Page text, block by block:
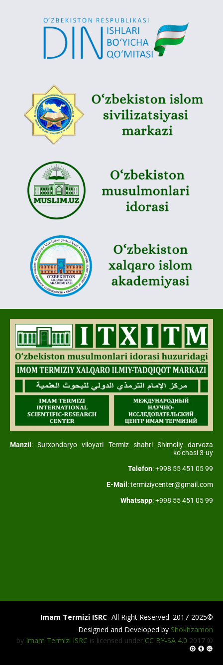
Manzil: Surxondaryo viloyati Termiz shahri Shimoliy darvoza
ko’chasi 3-uy
Telefon: +998 55 451 05 99
E-Mail: termiziycenter@gmail.com
Whatsapp: +998 55 451 05 99
©2017-2025
Imam Termizi ISRC- All Right Reserved.
Designed and Developed by Shokhzamon
© 2017 by
Imam Termizi ISRC is licensed under CC BY-SA 4.0